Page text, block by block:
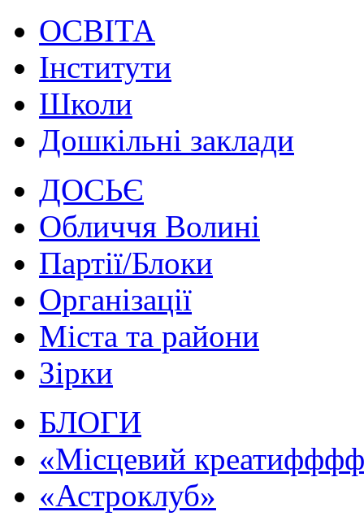
ОСВІТА
Інститути
Школи
Дошкільні заклади
ДОСЬЄ
Обличчя Волині
Партії/Блоки
Організації
Міста та райони
Зірки
БЛОГИ
«Місцевий
«Астроклуб»